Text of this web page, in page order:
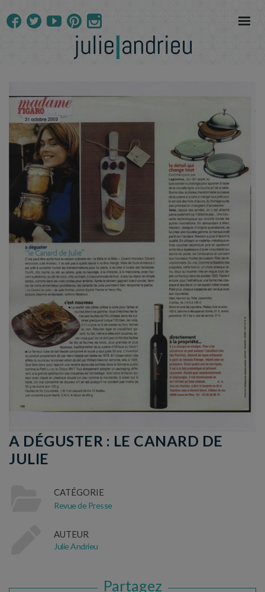
A DÉGUSTER : LE CANARD DE
JULIE
CATÉGORIE
Revue de Presse
AUTEUR
Julie Andrieu
Partagez